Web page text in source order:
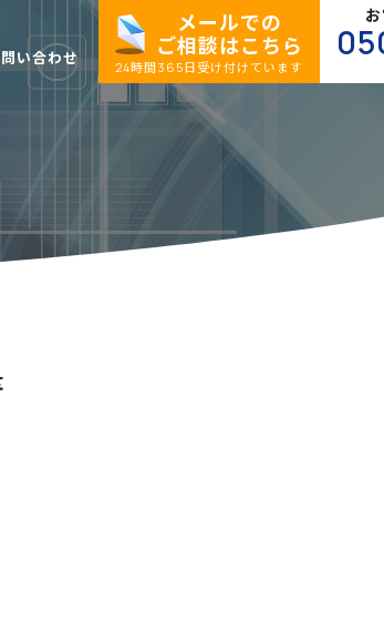
い合わせ
メールでの
ご相談はこちら
24時間365日受け付けています